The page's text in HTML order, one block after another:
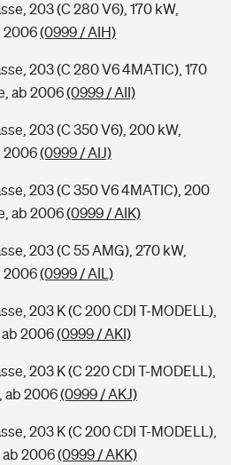
203 (C 280 V6), 170 kW,
2006(0999 / AIH)
203 (C 280 V6 4MATIC), 170
ab 2006(0999 / AII)
203 (C 350 V6), 200 kW,
2006(0999 / AIJ)
203 (C 350 V6 4MATIC), 200
ab 2006(0999 / AIK)
203 (C 55 AMG), 270 kW,
2006(0999 / AIL)
203 K (C 200 CDI T-MODELL),
ab 2006(0999 / AKI)
203 K (C 220 CDI T-MODELL),
ab 2006(0999 / AKJ)
203 K (C 200 CDI T-MODELL),
ab 2006(0999 / AKK)